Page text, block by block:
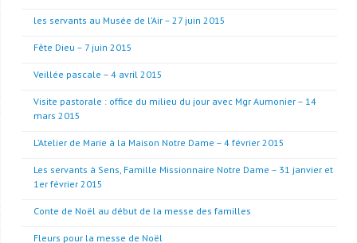
les servants au Musée de l’Air – 27 juin 2015
Fête Dieu – 7 juin 2015
Veillée pascale – 4 avril 2015
Visite pastorale : office du milieu du jour avec Mgr Aumonier – 14
mars 2015
L’Atelier de Marie à la Maison Notre Dame – 4 février 2015
Les servants à Sens, Famille Missionnaire Notre Dame – 31 janvier et
1er février 2015
Conte de Noël au début de la messe des familles
Fleurs pour la messe de Noël